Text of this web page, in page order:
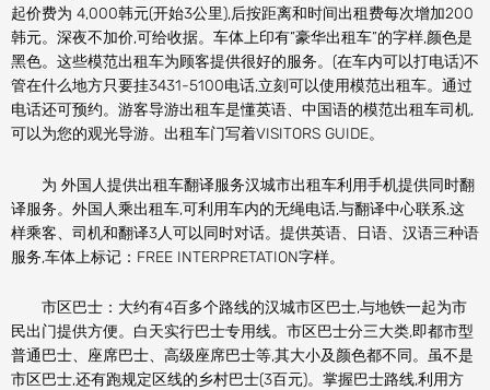
起价费为 4,000韩元(开始3公里),后按距离和时间出租费每次增加200
韩元。深夜不加价,可给收据。车体上印有”豪华出租车”的字样,颜色是
黑色。这些模范出租车为顾客提供很好的服务。(在车内可以打电话)不
管在什么地方只要挂3431-5100电话,立刻可以使用模范出租车。通过
电话还可预约。游客导游出租车是懂英语、中国语的模范出租车司机,
可以为您的观光导游。出租车门写着VISITORS GUIDE。
为 外国人提供出租车翻译服务汉城市出租车利用手机提供同时翻
译服务。外国人乘出租车,可利用车内的无绳电话,与翻译中心联系,这
样乘客、司机和翻译3人可以同时对话。提供英语、日语、汉语三种语
服务,车体上标记：FREE INTERPRETATION字样。
市区巴士：大约有4百多个路线的汉城市区巴士,与地铁一起为市
民出门提供方便。白天实行巴士专用线。市区巴士分三大类,即都市型
普通巴士、座席巴士、高级座席巴士等,其大小及颜色都不同。虽不是
市区巴士,还有跑规定区线的乡村巴士(3百元)。掌握巴士路线,利用方